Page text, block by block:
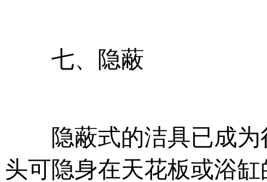
七、隐蔽
隐蔽式的洁具已成为
头可隐身在天花板或浴